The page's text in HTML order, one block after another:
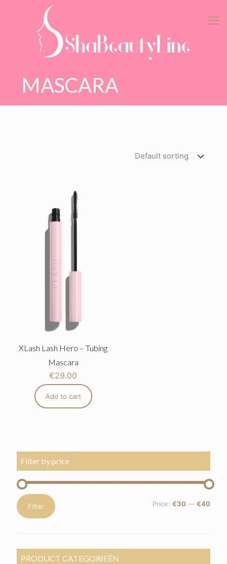
MASCARA
XLash Lash Hero – Tubing
Mascara
€29.00
Add to cart
Filter by price
Min
price
Max
priceFilter Price: €30 — €40
PRODUCT CATEGORIEËN